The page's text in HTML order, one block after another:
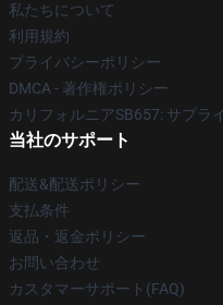
私たちについて
利用規約
プライバシーポリシー
DMCA - 著作権ポリシー
カリフォルニアSB657: サプラ
当社のサポート
配送&配送ポリシー
支払条件
返品・返金ポリシー
お問い合わせ
カスタマーサポート(FAQ)